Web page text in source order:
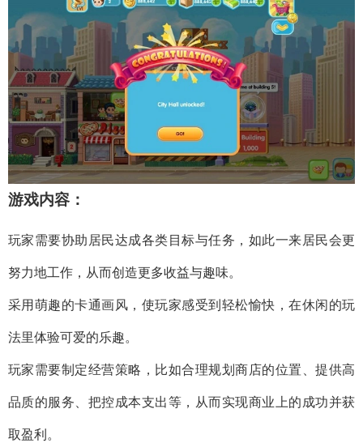
游戏内容：
玩家需要协助居民达成各类目标与任务，如此一来居民会更
努力地工作，从而创造更多收益与趣味。
采用萌趣的卡通画风，使玩家感受到轻松愉快，在休闲的玩
法里体验可爱的乐趣。
玩家需要制定经营策略，比如合理规划商店的位置、提供高
品质的服务、把控成本支出等，从而实现商业上的成功并获
取盈利。